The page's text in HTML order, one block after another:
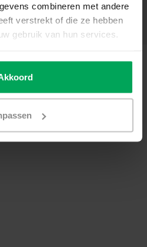
combineren met andere
verstrekt of die ze hebben
gebruik van hun services.